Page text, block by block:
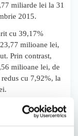
miliarde lei la 31
2015.
cu 39,17%
milioane lei,
Prin contrast,
milioane lei, de
cu 7,92%, la
are ca acționar
cu 49,04% din
La prețul